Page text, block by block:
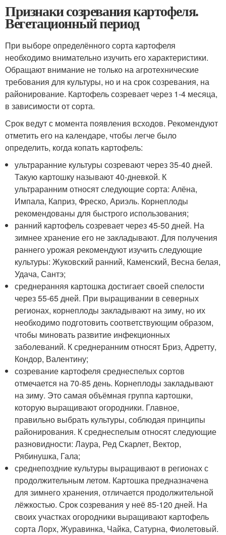
Признаки созревания картофеля.
Вегетационный период
При выборе определённого сорта картофеля
необходимо внимательно изучить его характеристики.
Обращают внимание не только на агротехнические
требования для культуры, но и на срок созревания, на
районирование. Картофель созревает через 1-4 месяца,
в зависимости от сорта.
Срок ведут с момента появления всходов. Рекомендуют
отметить его на календаре, чтобы легче было
определить, когда копать картофель:
ультраранние культуры созревают через 35-40 дней.
Такую картошку называют 40-дневкой. К
ультраранним относят следующие сорта: Алёна,
Импала, Каприз, Фреско, Ариэль. Корнеплоды
рекомендованы для быстрого использования;
ранний картофель созревает через 45-50 дней. На
зимнее хранение его не закладывают. Для получения
раннего урожая рекомендуют изучить следующие
культуры: Жуковский ранний, Каменский, Весна белая,
Удача, Сантэ;
среднеранняя картошка достигает своей спелости
через 55-65 дней. При выращивании в северных
регионах, корнеплоды закладывают на зиму, но их
необходимо подготовить соответствующим образом,
чтобы миновать развитие инфекционных
заболеваний. К среднеранним относят Бриз, Адретту,
Кондор, Валентину;
созревание картофеля среднеспелых сортов
отмечается на 70-85 день. Корнеплоды закладывают
на зиму. Это самая объёмная группа картошки,
которую выращивают огородники. Главное,
правильно выбрать культуры, соблюдая принципы
районирования. К среднеспелым относят следующие
разновидности: Лаура, Ред Скарлет, Вектор,
Рябинушка, Гала;
среднепоздние культуры выращивают в регионах с
продолжительным летом. Картошка предназначена
для зимнего хранения, отличается продолжительной
лёжкостью. Срок созревания у неё 85-120 дней. На
своих участках огородники выращивают картофель
сорта Лорх, Журавинка, Чайка, Сатурна, Фиолетовый.